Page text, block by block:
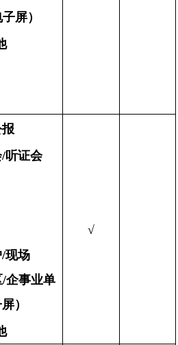
屏）
听证会
现场
/企事业单
）
√